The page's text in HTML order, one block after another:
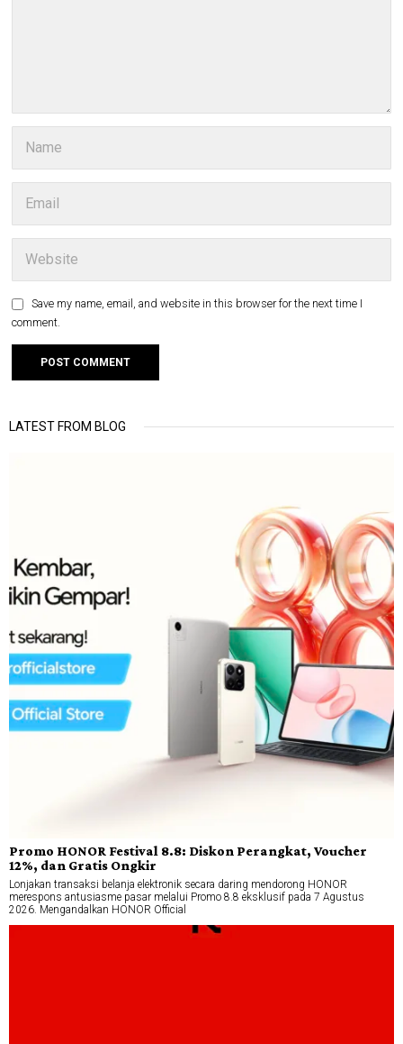
Save my name, email, and website in this browser for the next time I
comment.
LATEST FROM BLOG
Promo HONOR Festival 8.8: Diskon Perangkat, Voucher
12%, dan Gratis Ongkir
Lonjakan transaksi belanja elektronik secara daring mendorong HONOR
merespons antusiasme pasar melalui Promo 8.8 eksklusif pada 7 Agustus
2026. Mengandalkan HONOR Official